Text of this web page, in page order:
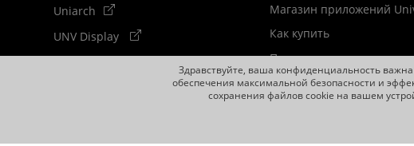
Здравствуйте, ваша конфиденциальность
обеспечения максимальной безопасности и
сохранения файлов cookie на вашем
Uniarch
UNV Display
Магазин приложений
Как купить
Подписаться на рассылку